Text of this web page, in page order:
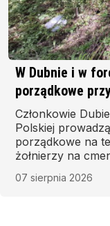
W Dubnie i w
porządkowe
Członkowie
Polskiej
porządkowe na
żołnierzy na
Tarakanów.
07 sierpnia 2026